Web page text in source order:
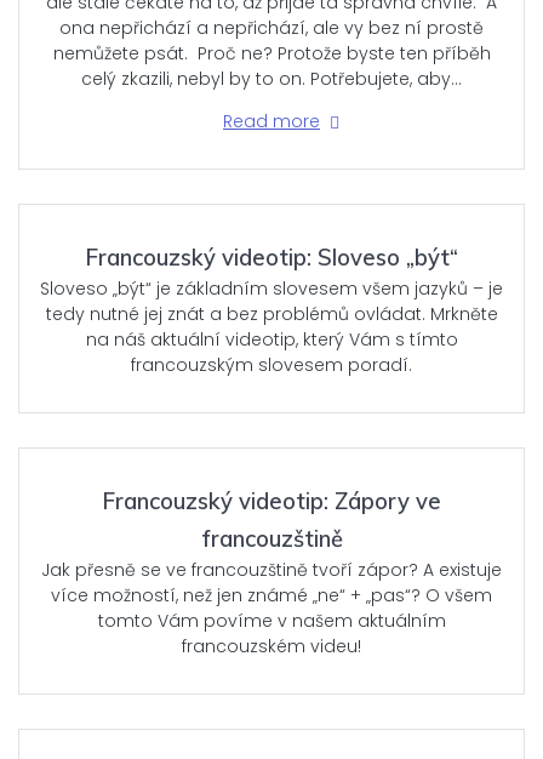
ona nepřichází a nepřichází, ale vy bez ní prostě
nemůžete psát. Proč ne? Protože byste ten příběh
celý zkazili, nebyl by to on. Potřebujete, aby…
Read more
Francouzský videotip: Sloveso „být“
Sloveso „být“ je základním slovesem všem jazyků – je
tedy nutné jej znát a bez problémů ovládat. Mrkněte
na náš aktuální videotip, který Vám s tímto
francouzským slovesem poradí.
Francouzský videotip: Zápory ve
francouzštině
Jak přesně se ve francouzštině tvoří zápor? A existuje
více možností, než jen známé „ne“ + „pas“? O všem
tomto Vám povíme v našem aktuálním
francouzském videu!